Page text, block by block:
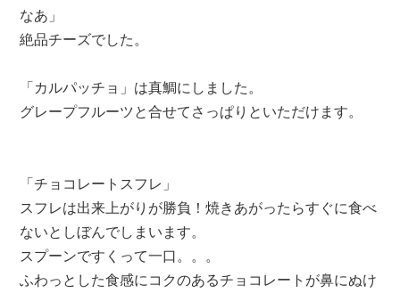
なあ」
絶品チーズでした。
「カルパッチョ」は真鯛にしました。
グレープフルーツと合せてさっぱりといただけます。
「チョコレートスフレ」
スフレは出来上がりが勝負！焼きあがったらすぐに食べ
ないとしぼんでしまいます。
スプーンですくって一口。。。
ふわっとした食感にコクのあるチョコレートが鼻にぬけ